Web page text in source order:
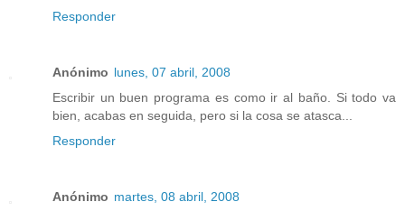
Responder
Anónimo lunes, 07 abril, 2008
Escribir un buen programa es como ir al baño. Si todo va
bien, acabas en seguida, pero si la cosa se atasca...
Responder
Anónimo martes, 08 abril, 2008